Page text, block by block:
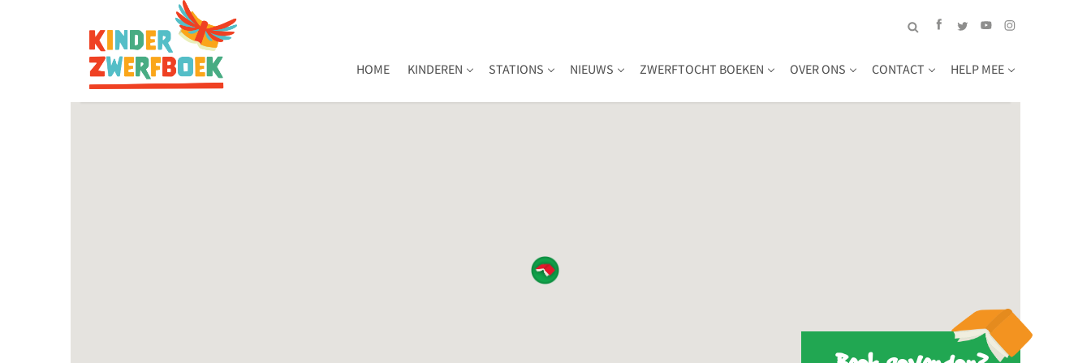
HOME KINDEREN STATIONS NIEUWS ZWERFTOCHT BOEKEN OVER ONS CONTACT HELP MEE